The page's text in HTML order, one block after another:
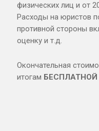
физических лиц и от
Расходы на юристов
противной стороны
оценку и т.д.
Окончательная
итогам БЕСПЛАТНОЙ